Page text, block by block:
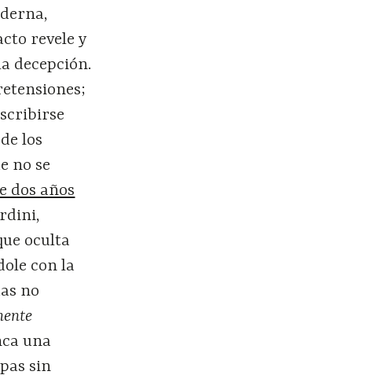
revele y
decepción.
los
no se
dos años
oculta
con la
no
una
sin